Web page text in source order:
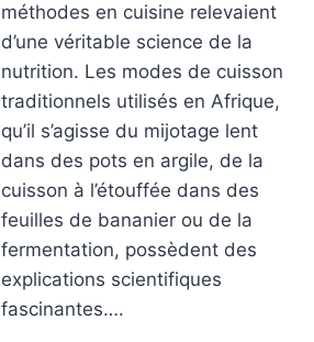
méthodes en cuisine relevaient
d’une véritable science de la
nutrition. Les modes de cuisson
traditionnels utilisés en Afrique,
qu’il s’agisse du mijotage lent
dans des pots en argile, de la
cuisson à l’étouffée dans des
feuilles de bananier ou de la
fermentation, possèdent des
explications scientifiques
fascinantes….